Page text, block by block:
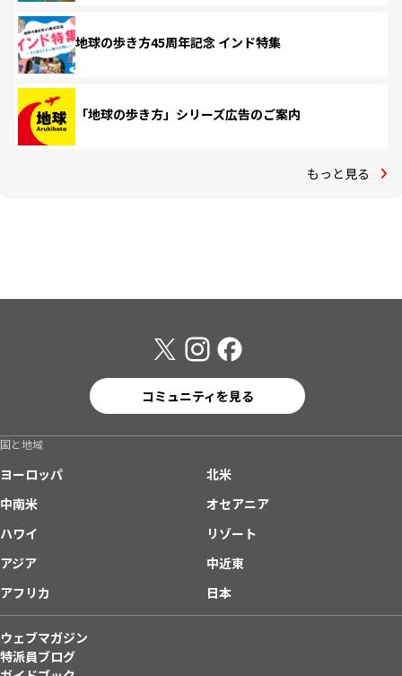
地球の歩き方45周年記念 インド特集
「地球の歩き方」シリーズ広告のご案内
もっと見る
コミュニティを見る
国と地域
ヨーロッパ
北米
中南米
オセアニア
ハワイ
リゾート
アジア
中近東
アフリカ
日本
ウェブマガジン
特派員ブログ